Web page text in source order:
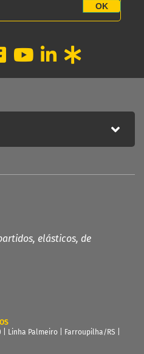
OK
elásticos, de
| Linha Palmeiro | Farroupilha/RS |